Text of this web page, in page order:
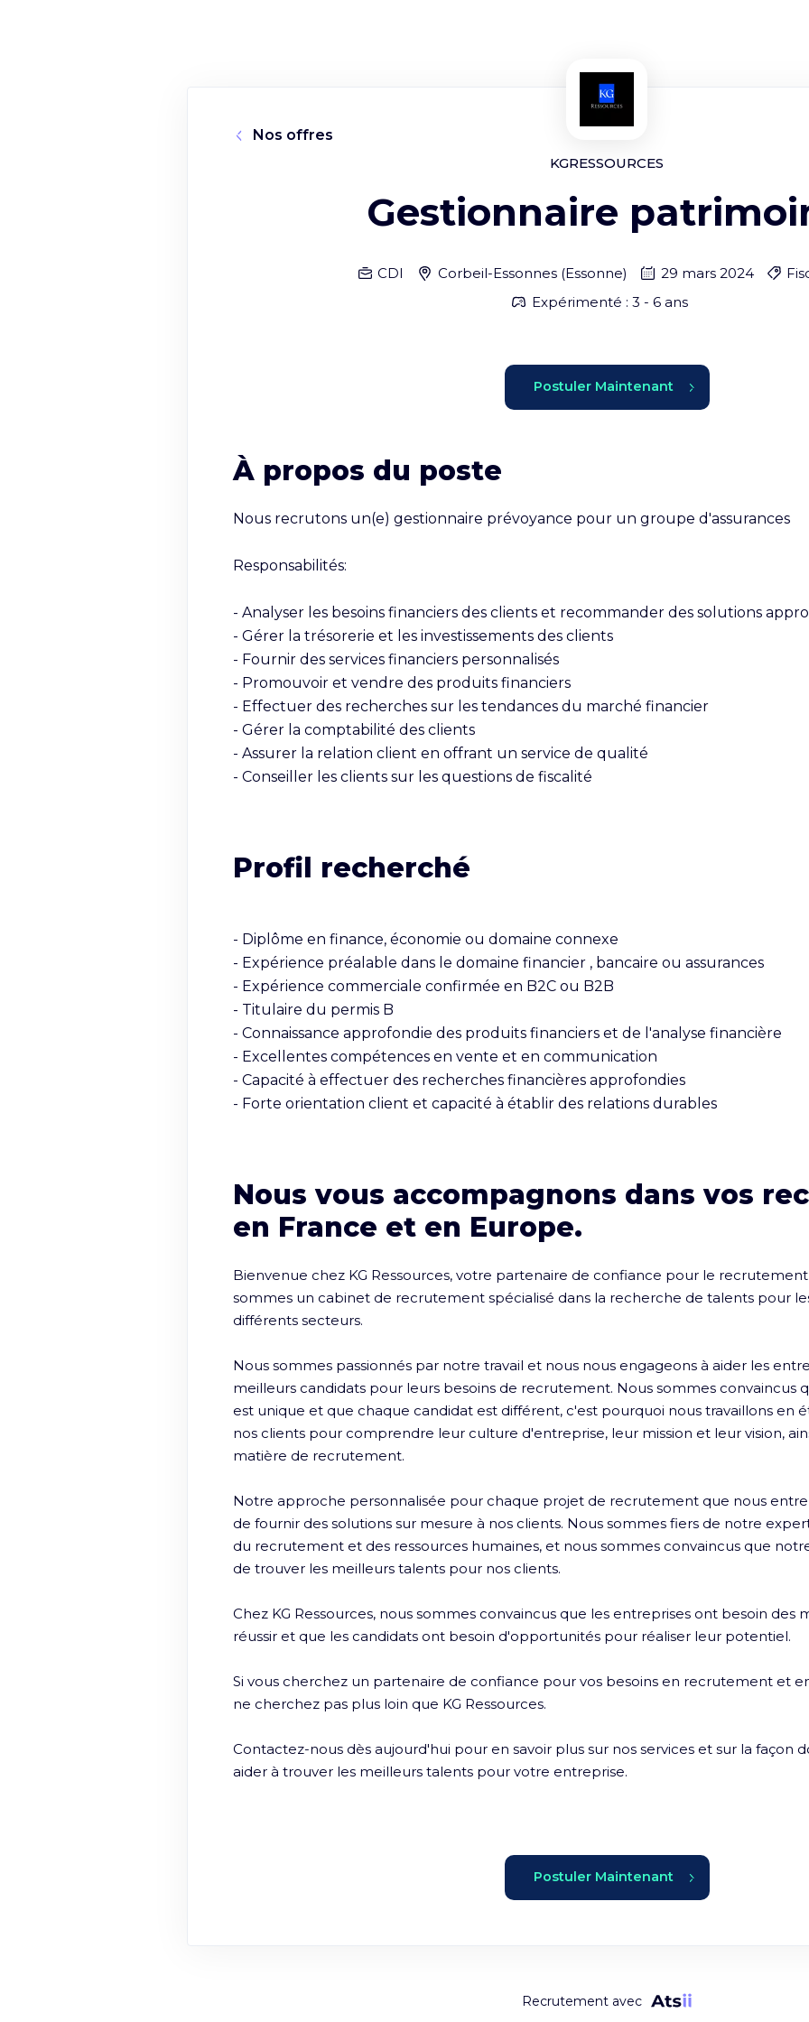
KGRESSOURCES
Nos offres
Gestionnaire
CDI Corbeil-Essonnes (Essonne) 29 mars 2024
Expérimenté : 3 - 6 ans
Postuler Maintenant
À propos du poste
Nous recrutons un(e) gestionnaire prévoyance pour un groupe d'assurances
Responsabilités:
- Analyser les besoins financiers des clients et recommander des solutions
- Gérer la trésorerie et les investissements des clients
- Fournir des services financiers personnalisés
- Promouvoir et vendre des produits financiers
- Effectuer des recherches sur les tendances du marché financier
- Gérer la comptabilité des clients
- Assurer la relation client en offrant un service de qualité
Profil recherché
- Diplôme en finance, économie ou domaine connexe
- Expérience préalable dans le domaine financier , bancaire ou assurances
- Expérience commerciale confirmée en B2C ou B2B
- Titulaire du permis B
- Connaissance approfondie des produits financiers et de l'analyse financière
- Excellentes compétences en vente et en communication
- Capacité à effectuer des recherches financières approfondies
- Forte orientation client et capacité à établir des relations durables
Nous vous accompagnons dans vos
en France et en Europe.
Bienvenue chez KG Ressources, votre partenaire de confiance pour le
sommes un cabinet de recrutement spécialisé dans la recherche de talents pour
différents secteurs.
Nous sommes passionnés par notre travail et nous nous engageons à aider les
meilleurs candidats pour leurs besoins de recrutement. Nous sommes convaincus
est unique et que chaque candidat est différent, c'est pourquoi nous travaillons en
nos clients pour comprendre leur culture d'entreprise, leur mission et leur vision,
matière de recrutement.
Notre approche personnalisée pour chaque projet de recrutement que nous
de fournir des solutions sur mesure à nos clients. Nous sommes fiers de notre
du recrutement et des ressources humaines, et nous sommes convaincus que
de trouver les meilleurs talents pour nos clients.
Chez KG Ressources, nous sommes convaincus que les entreprises ont besoin des
réussir et que les candidats ont besoin d'opportunités pour réaliser leur potentiel.
Si vous cherchez un partenaire de confiance pour vos besoins en recrutement et
ne cherchez pas plus loin que KG Ressources.
Contactez-nous dès aujourd'hui pour en savoir plus sur nos services et sur la façon
aider à trouver les meilleurs talents pour votre entreprise.
Postuler Maintenant
Recrutement avec